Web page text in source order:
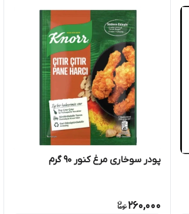
پودر سوخاری مرغ کنور 90 گرم
260,000